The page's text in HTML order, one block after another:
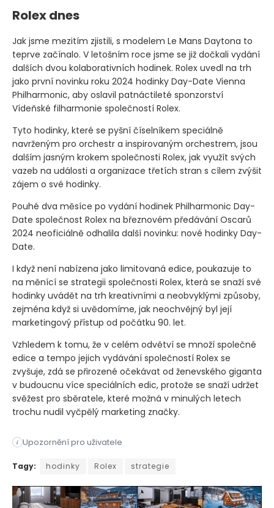
Rolex dnes
Jak jsme mezitím zjistili, s modelem Le Mans Daytona to
teprve začínalo. V letošním roce jsme se již dočkali vydání
dalších dvou kolaborativních hodinek. Rolex uvedl na trh
jako první novinku roku 2024 hodinky Day-Date Vienna
Philharmonic, aby oslavil patnáctileté sponzorství
Vídeňské filharmonie společností Rolex.
Tyto hodinky, které se pyšní číselníkem speciálně
navrženým pro orchestr a inspirovaným orchestrem, jsou
dalším jasným krokem společnosti Rolex, jak využít svých
vazeb na události a organizace třetích stran s cílem zvýšit
zájem o své hodinky.
Pouhé dva měsíce po vydání hodinek Philharmonic Day-
Date společnost Rolex na březnovém předávání Oscarů
2024 neoficiálně odhalila další novinku: nové hodinky Day-
Date.
I když není nabízena jako limitovaná edice, poukazuje to
na měnící se strategii společnosti Rolex, která se snaží své
hodinky uvádět na trh kreativními a neobvyklými způsoby,
zejména když si uvědomíme, jak neochvějný byl její
marketingový přístup od počátku 90. let.
Vzhledem k tomu, že v celém odvětví se množí společné
edice a tempo jejich vydávání společností Rolex se
zvyšuje, zdá se přirozené očekávat od ženevského giganta
v budoucnu více speciálních edic, protože se snaží udržet
svěžest pro sběratele, které možná v minulých letech
trochu nudil vyčpělý marketing značky.
i Upozornění pro uživatele
Hodinářský průmysl je neustále se vyvíjející ekosystém.
Tagy: hodinky Rolex strategie